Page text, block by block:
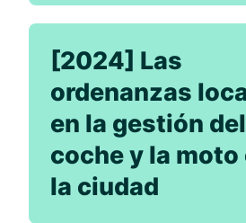
[2024] Las
ordenanzas
en la gestión del
coche y la moto
la ciudad